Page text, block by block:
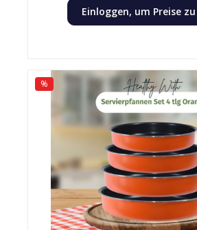
Einloggen, um Preise
%